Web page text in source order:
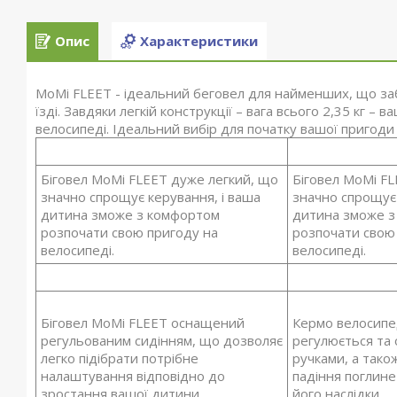
Опис Характеристики
MoMi FLEET - ідеальний беговел для найменших, що
їзді. Завдяки легкій конструкції – вага всього 2,35 кг
велосипеді. Ідеальний вибір для початку вашої
Біговел MoMi FLEET дуже легкий, що
значно спрощує керування, і ваша
дитина зможе з комфортом
розпочати свою пригоду на
велосипеді.
Біговел MoMi
значно
дитина зможе
розпочати
велосипеді.
Біговел MoMi FLEET оснащений
регульованим сидінням, що дозволяє
легко підібрати потрібне
налаштування відповідно до
зростання вашої дитини.
Кермо
регулюється
ручками, а
падіння
його наслідки.